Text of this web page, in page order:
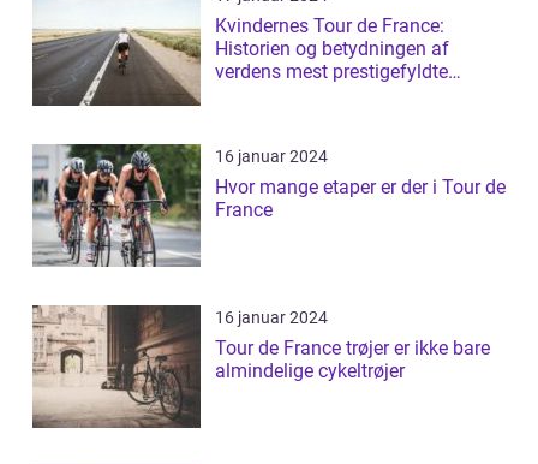
Kvindernes Tour de France:
Historien og betydningen af
verdens mest prestigefyldte
16 januar 2024
Hvor mange etaper er der i Tour de
France
16 januar 2024
Tour de France trøjer er ikke bare
almindelige cykeltrøjer